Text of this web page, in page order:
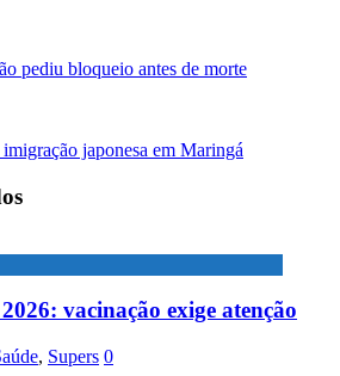
pediu bloqueio antes de morte
japonesa em Maringá
vacinação exige atenção
, Supers 0